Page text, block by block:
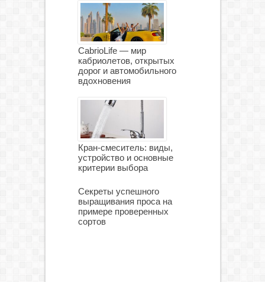
CabrioLife — мир
кабриолетов, открытых
дорог и автомобильного
вдохновения
Кран-смеситель: виды,
устройство и основные
критерии выбора
Секреты успешного
выращивания проса на
примере проверенных
сортов